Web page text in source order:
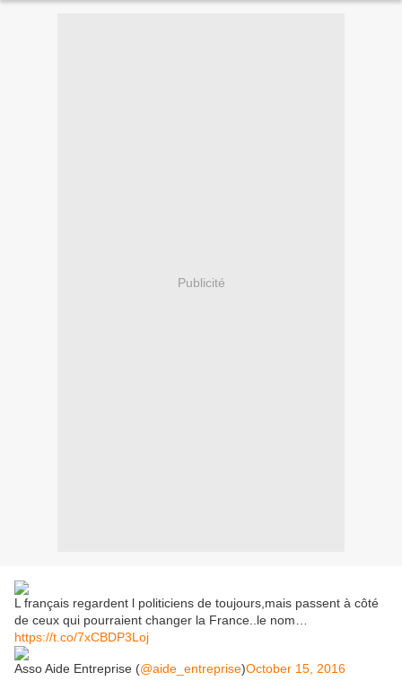
Publicité
L français regardent l politiciens de toujours,mais passent à côté
de ceux qui pourraient changer la France..le nom…
https://t.co/7xCBDP3Loj
Asso Aide Entreprise (@aide_entreprise)October 15, 2016